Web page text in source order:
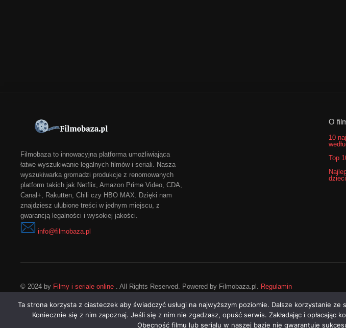
O
10
Top
dzieci
Filmobaza to innowacyjna platforma umożliwiająca
łatwe wyszukiwanie legalnych filmów i seriali. Nasza
wyszukiwarka gromadzi produkcje z renomowanych
platform takich jak Netflix, Amazon Prime Video, CDA,
Canal+, Rakutten, Chili czy HBO MAX. Dzięki nam
znajdziesz ulubione treści w jednym miejscu, z
gwarancją legalności i wysokiej jakości.
info@filmobaza.pl
© 2024 by Filmy i seriale online . All Rights Reserved. Powered by Filmobaza.pl. Regulamin
Ta strona korzysta z ciasteczek aby świadczyć usługi na najwyższym poziomie. Dalsze korzystanie
Koniecznie się z nim zapoznaj. Jeśli się z nim nie zgadzasz, opuść serwis. Zakładając i
Obecność filmu lub serialu w naszej bazie nie gwarantuje